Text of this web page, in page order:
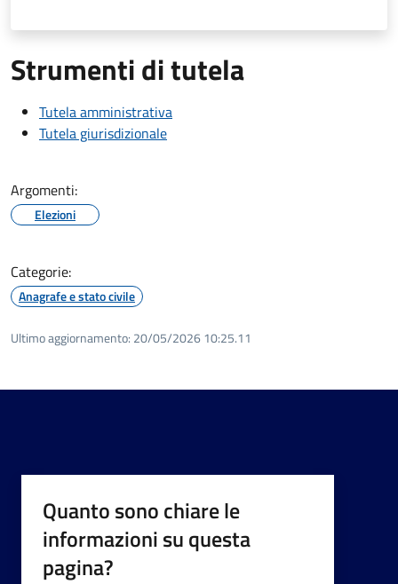
Strumenti di tutela
Tutela amministrativa
Tutela giurisdizionale
Argomenti:
Elezioni
Categorie:
Anagrafe e stato civile
Ultimo aggiornamento: 20/05/2026 10:25.11
Quanto sono chiare le
informazioni su questa
pagina?